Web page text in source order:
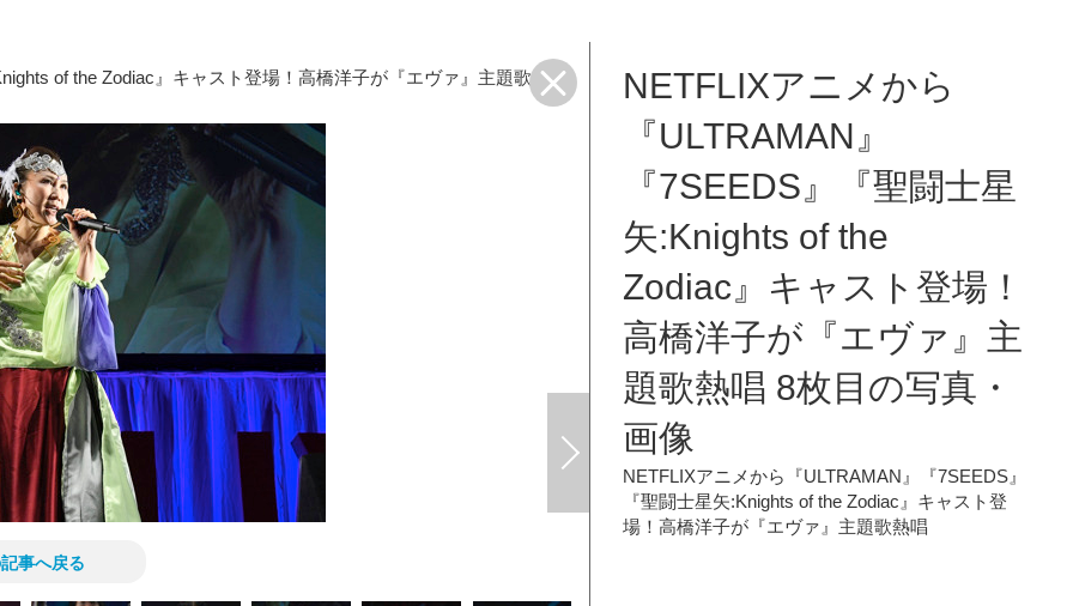
of the Zodiac』キャスト登場！高橋洋子が『エヴァ』主題歌熱唱
事へ戻る
NETFLIXアニメから
『ULTRAMAN』
『7SEEDS』『聖闘士星
矢:Knights of the
Zodiac』キャスト登場！
高橋洋子が『エヴァ』主
題歌熱唱 8枚目の写真・
画像
NETFLIXアニメから『ULTRAMAN』『7SEEDS』
『聖闘士星矢:Knights of the Zodiac』キャスト登
場！高橋洋子が『エヴァ』主題歌熱唱